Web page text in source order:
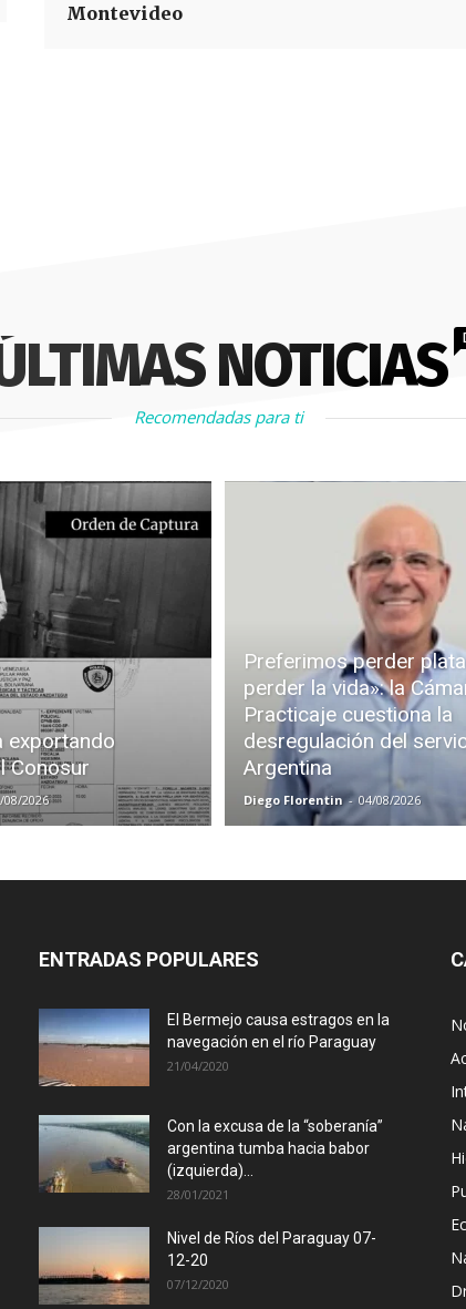
Montevideo
NOTICIAS
Recomendadas para ti
exportando
Conosur
08/2026
Preferimos perder
perder la vida»: la
Practicaje cuestiona la
desregulación del
Argentina
Diego Florentin - 04/08/2026
ENTRADAS POPULARES
El Bermejo causa estragos en la
navegación en el río Paraguay
21/04/2020
Con la excusa de la “soberanía”
argentina tumba hacia babor
(izquierda)...
28/01/2021
Nivel de Ríos del Paraguay 07-
12-20
07/12/2020